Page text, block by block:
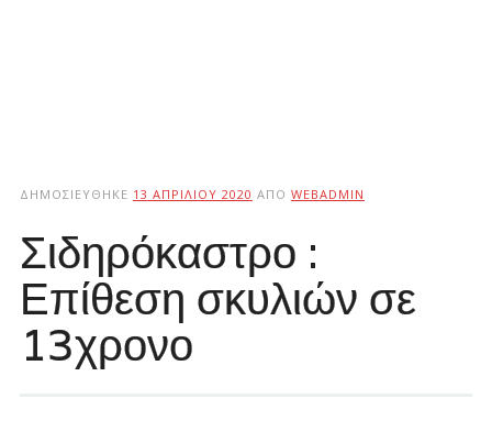
ΔΗΜΟΣΙΕΎΘΗΚΕ 13 ΑΠΡΙΛΊΟΥ 2020 ΑΠΌ WEBADMIN
Σιδηρόκαστρο :
Επίθεση σκυλιών σε
13χρονο